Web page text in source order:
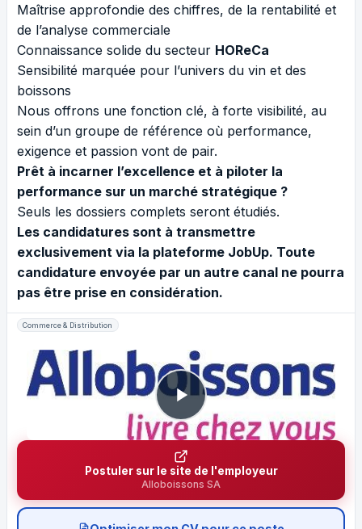
Maîtrise approfondie des chiffres, de la rentabilité et
de l’analyse commerciale
Connaissance solide du secteur HOReCa
Sensibilité marquée pour l’univers du vin et des
boissons
Nous offrons une fonction clé, à forte visibilité, au
sein d’un groupe de référence où performance,
exigence et passion vont de pair.
Prêt à incarner l’excellence et à piloter la
performance sur un marché stratégique ?
Seuls les dossiers complets seront étudiés.
Les candidatures sont à transmettre
exclusivement via la plateforme JobUp. Toute
candidature envoyée par un autre canal ne pourra
pas être prise en considération.
Commerce & Distribution
Postuler sur le site de l'employeur
Alloboissons SA